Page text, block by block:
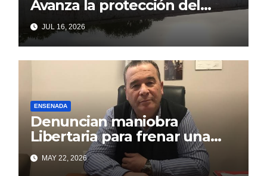
Avanza la protección del
Paseo Costero de Punta Lara
frente a intentos de parálisis
con trasfondo político
JUL 16, 2026
ENSENADA
Denuncian maniobra
Libertaria para frenar una
obra que beneficia a los
puntalarenses
MAY 22, 2026